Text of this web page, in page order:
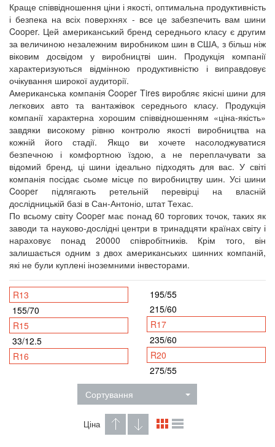
Краще співвідношення ціни і якості, оптимальна продуктивність
і безпека на всіх поверхнях - все це забезпечить вам шини
Cooper. Цей американський бренд середнього класу є другим
за величиною незалежним виробником шин в США, з більш ніж
віковим досвідом у виробництві шин. Продукція компанії
характеризуються відмінною продуктивністю і виправдовує
очікування широкої аудиторії.
Американська компанія Cooper Tires виробляє якісні шини для
легкових авто та вантажівок середнього класу. Продукція
компанії характерна хорошим співвідношенням «ціна-якість»
завдяки високому рівню контролю якості виробництва на
кожній його стадії. Якщо ви хочете насолоджуватися
безпечною і комфортною їздою, а не переплачувати за
відомий бренд, ці шини ідеально підходять для вас. У світі
компанія посідає сьоме місце по виробництву шин. Усі шини
Cooper підлягають ретельній перевірці на власній
дослідницькій базі в Сан-Антоніо, штат Техас.
По всьому світу Cooper має понад 60 торгових точок, таких як
заводи та науково-дослідні центри в тринадцяти країнах світу і
нараховує понад 20000 співробітників. Крім того, він
залишається одним з двох американських шинних компаній,
які не були куплені іноземними інвесторами.
R13
155/70
R15
33/12.5
R16
195/55
215/60
R17
235/60
R20
275/55
Сортування
Ціна